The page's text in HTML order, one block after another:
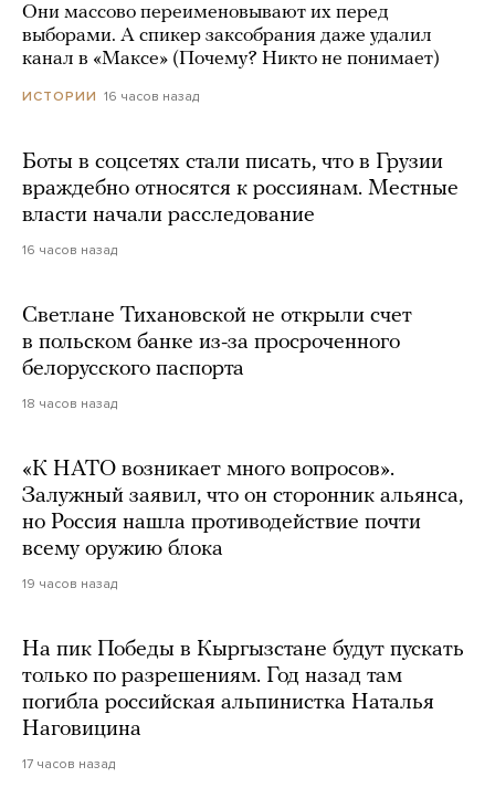
Они массово переименовывают их перед
выборами. А спикер заксобрания даже удалил
канал в «Максе» (Почему? Никто не понимает)
ИСТОРИИ 16 часов назад
Боты в соцсетях стали писать, что в Грузии
враждебно относятся к россиянам. Местные
власти начали расследование
16 часов назад
Светлане Тихановской не открыли счет
в польском банке из-за просроченного
белорусского паспорта
18 часов назад
«К НАТО возникает много вопросов».
Залужный заявил, что он сторонник альянса,
но Россия нашла противодействие почти
всему оружию блока
19 часов назад
На пик Победы в Кыргызстане будут пускать
только по разрешениям. Год назад там
погибла российская альпинистка Наталья
Наговицина
17 часов назад